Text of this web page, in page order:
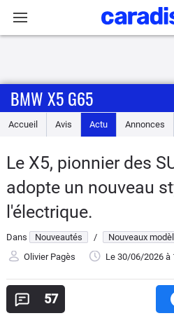
Accueil
Essais
Guide
d'achat
Electriques
Utilitaires
BMW X5 G65
Accueil Avis Actu Annonces
Le X5, pionnier des
adopte un nouveau
l'électrique.
Dans Nouveautés /
Nouveaux
Olivier Pagès
Le 30/06/2026 à
57